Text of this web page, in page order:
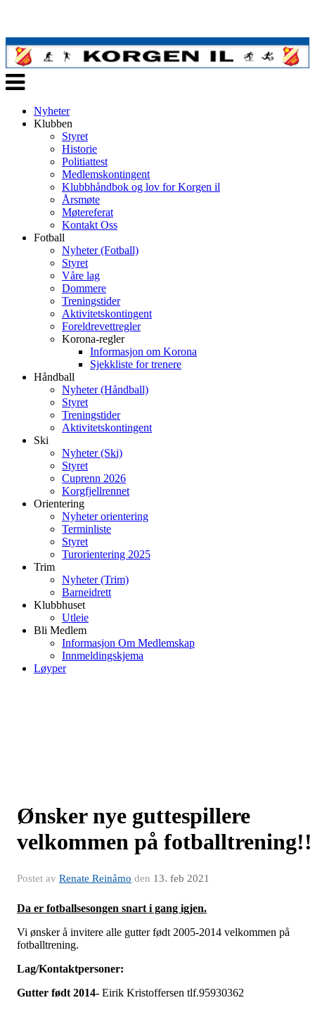
Veksle
navigasjon
Nyheter
Klubben
Styret
Historie
Politiattest
Medlemskontingent
Klubbhåndbok og lov for Korgen il
Årsmøte
Møtereferat
Kontakt Oss
Fotball
Nyheter (Fotball)
Styret
Våre lag
Dommere
Treningstider
Aktivitetskontingent
Foreldrevettregler
Korona-regler
Informasjon om Korona
Sjekkliste for trenere
Håndball
Nyheter (Håndball)
Styret
Treningstider
Aktivitetskontingent
Ski
Nyheter (Ski)
Styret
Cuprenn 2026
Korgfjellrennet
Orientering
Nyheter orientering
Terminliste
Styret
Turorientering 2025
Trim
Nyheter (Trim)
Barneidrett
Klubbhuset
Utleie
Bli Medlem
Informasjon Om Medlemskap
Innmeldingskjema
Løyper
Ønsker nye guttespillere
velkommen på fotballtrening!!
Postet av Renate Reinåmo den 13. feb 2021
Da er fotballsesongen snart i gang igjen.
Vi ønsker å invitere alle gutter født 2005-2014 velkommen på
fotballtrening.
Lag/Kontaktpersoner:
Gutter født 2014- Eirik Kristoffersen tlf.95930362